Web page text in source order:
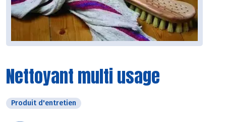
Nettoyant multi usage
Produit d'entretien